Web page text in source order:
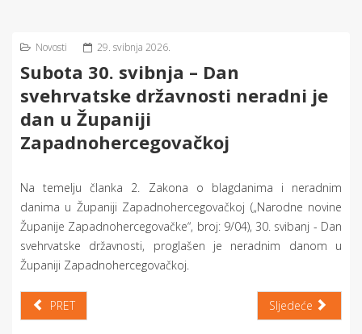
Novosti 29. svibnja 2026.
Subota 30. svibnja – Dan
svehrvatske državnosti neradni je
dan u Županiji
Zapadnohercegovačkoj
Na temelju članka 2. Zakona o blagdanima i neradnim
danima u Županiji Zapadnohercegovačkoj („Narodne novine
Županije Zapadnohercegovačke“, broj: 9/04), 30. svibanj - Dan
svehrvatske državnosti, proglašen je neradnim danom u
Županiji Zapadnohercegovačkoj.
PRET Sljedeće